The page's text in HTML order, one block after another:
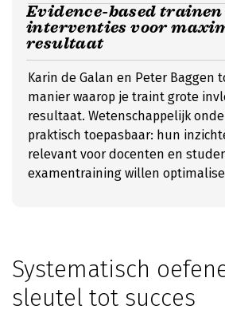
Evidence-based trainen
interventies voor
resultaat
Karin de Galan en Peter Baggen
manier waarop je traint grote
resultaat. Wetenschappelijk
praktisch toepasbaar: hun
relevant voor docenten en
examentraining willen
Systematisch
sleutel tot succes